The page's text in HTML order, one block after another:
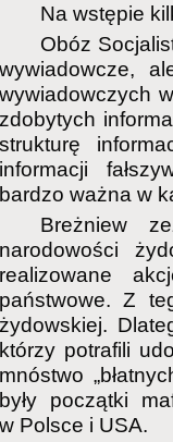
Na wstępie
Obóz
wywiadowcze,
wywiadowczych
zdobytych
strukturę
informacji
bardzo ważna w
Breżniew
narodowości
realizowane
państwowe. Z
żydowskiej.
którzy potrafili
mnóstwo
były początki
w Polsce i USA.